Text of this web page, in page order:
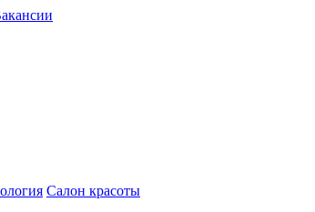
Салон красоты